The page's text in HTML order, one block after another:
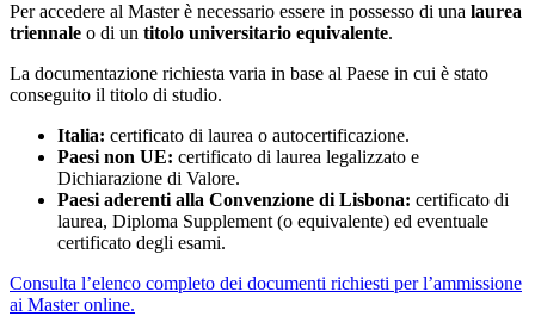
Per accedere al Master è necessario essere in possesso di una laurea
triennale o di un titolo universitario equivalente.
La documentazione richiesta varia in base al Paese in cui è stato
conseguito il titolo di studio.
Italia: certificato di laurea o autocertificazione.
Paesi non UE: certificato di laurea legalizzato e
Dichiarazione di Valore.
Paesi aderenti alla Convenzione di Lisbona: certificato di
laurea, Diploma Supplement (o equivalente) ed eventuale
certificato degli esami.
Consulta l’elenco completo dei documenti richiesti per l’ammissione
ai Master online.